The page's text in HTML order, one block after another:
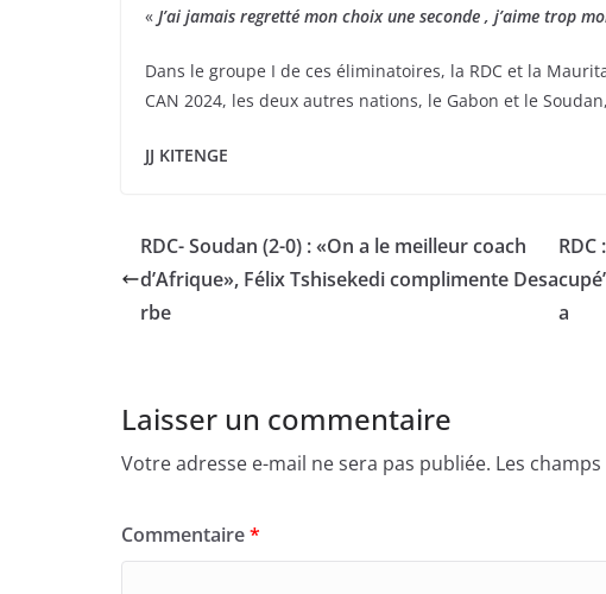
« J’ai jamais regretté mon choix une seconde , j’aime trop
Dans le groupe I de ces éliminatoires, la RDC et la
CAN 2024, les deux autres nations, le Gabon et le
JJ KITENGE
RDC- Soudan (2-0) : «On a le meilleur coach
d’Afrique», Félix Tshisekedi complimente Desa
rbe
a
Laisser un commentaire
Votre adresse e-mail ne sera pas publiée. Les
Commentaire*